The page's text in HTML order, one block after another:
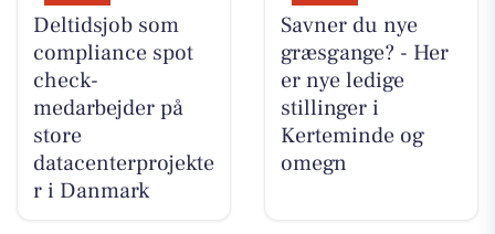
Deltidsjob som
compliance spot
check-
medarbejder på
store
datacenterprojekte
r i Danmark
Savner du nye
græsgange? - Her
er nye ledige
stillinger i
Kerteminde og
omegn